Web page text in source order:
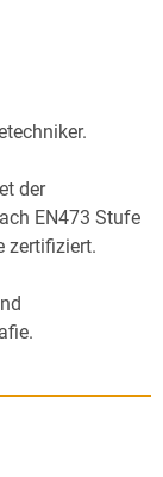
der
EN473 Stufe
zertifiziert.